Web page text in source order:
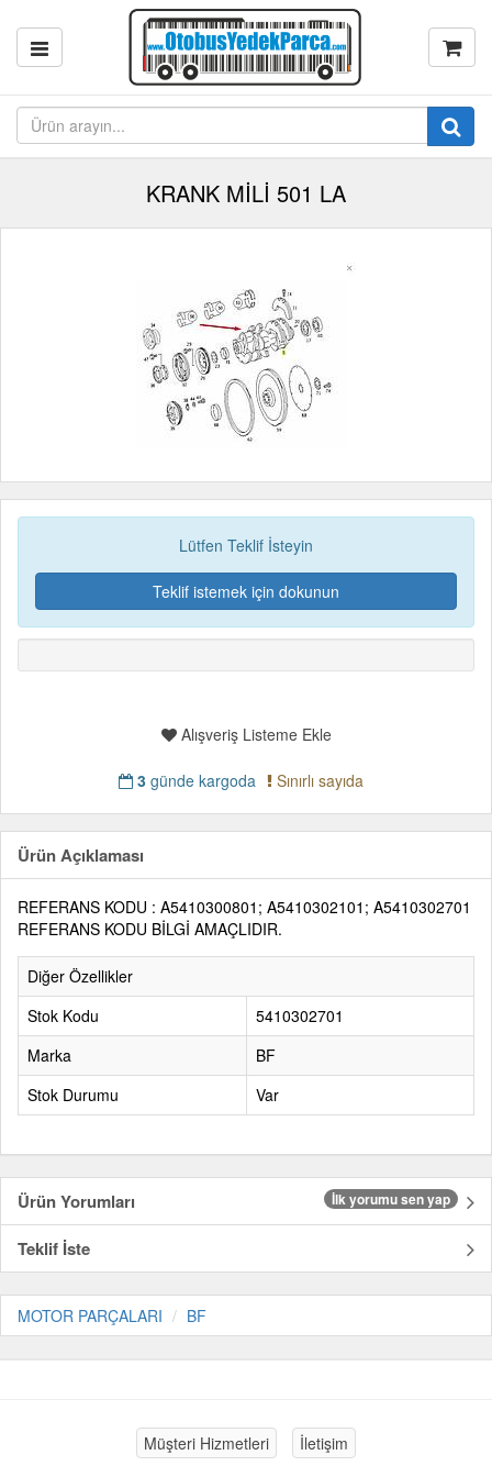
KRANK MİLİ 501 LA
Lütfen Teklif İsteyin
Teklif istemek için dokunun
Alışveriş Listeme Ekle
3günde kargoda Sınırlı sayıda
Ürün Açıklaması
REFERANS KODU : A5410300801; A5410302101; A5410302701
REFERANS KODU BİLGİ AMAÇLIDIR.
Diğer Özellikler
Stok Kodu
5410302701
Marka
BF
Stok Durumu
Var
Ürün Yorumları İlk yorumu sen yap
Teklif İste
MOTOR PARÇALARI BF
Müşteri Hizmetleri İletişim